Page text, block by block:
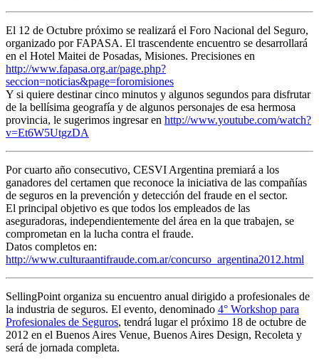
El 12 de Octubre próximo se realizará el Foro Nacional del Seguro,
organizado por FAPASA. El trascendente encuentro se desarrollará
en el Hotel Maitei de Posadas, Misiones. Precisiones en
http://www.fapasa.org.ar/page.php?
seccion=noticias&page=foromisiones
Y si quiere destinar cinco minutos y algunos segundos para disfrutar
de la bellísima geografía y de algunos personajes de esa hermosa
provincia, le sugerimos ingresar en http://www.youtube.com/watch?
v=Et6W5UtgzDA
Por cuarto año consecutivo, CESVI Argentina premiará a los
ganadores del certamen que reconoce la iniciativa de las compañías
de seguros en la prevención y detección del fraude en el sector.
El principal objetivo es que todos los empleados de las
aseguradoras, independientemente del área en la que trabajen, se
comprometan en la lucha contra el fraude.
Datos completos en:
http://www.culturaantifraude.com.ar/concurso_argentina2012.html
SellingPoint organiza su encuentro anual dirigido a profesionales de
la industria de seguros. El evento, denominado 4° Workshop para
Profesionales de Seguros, tendrá lugar el próximo 18 de octubre de
2012 en el Buenos Aires Venue, Buenos Aires Design, Recoleta y
será de jornada completa.